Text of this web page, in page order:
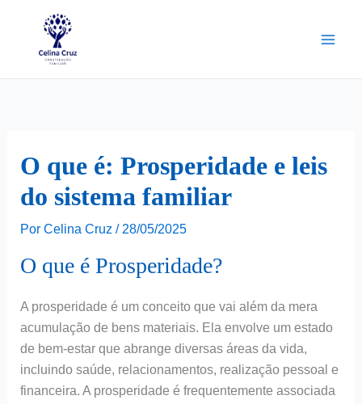
O que é: Prosperidade e leis
do sistema familiar
Por Celina Cruz / 28/05/2025
O que é Prosperidade?
A prosperidade é um conceito que vai além da mera
acumulação de bens materiais. Ela envolve um estado
de bem-estar que abrange diversas áreas da vida,
incluindo saúde, relacionamentos, realização pessoal e
financeira. A prosperidade é frequentemente associada